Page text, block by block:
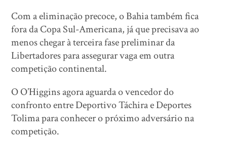
Com a eliminação precoce, o Bahia também fica
fora da Copa Sul-Americana, já que precisava ao
menos chegar à terceira fase preliminar da
Libertadores para assegurar vaga em outra
competição continental.
O O’Higgins agora aguarda o vencedor do
confronto entre Deportivo Táchira e Deportes
Tolima para conhecer o próximo adversário na
competição.